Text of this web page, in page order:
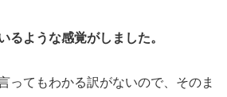
るような感覚がしました。
ってもわかる訳がないので、そのま